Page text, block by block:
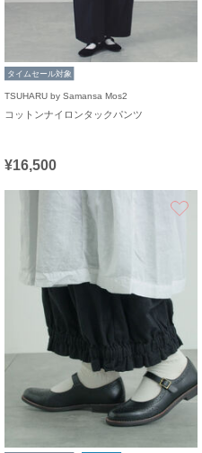
タイムセール対象
TSUHARU by Samansa Mos2
コットンナイロンタックパンツ
¥16,500